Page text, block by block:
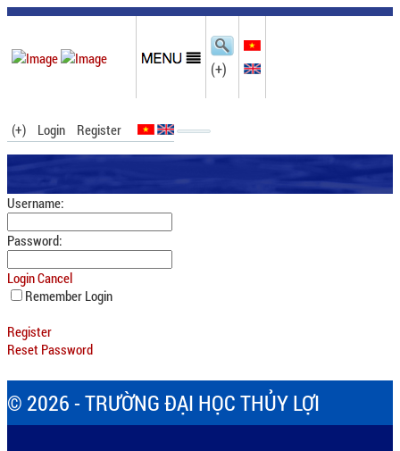
(+)
(+) Login Register
Username:
Password:
LoginCancel
Remember Login
Register
Reset Password
© 2026 - TRƯỜNG ĐẠI HỌC THỦY LỢI